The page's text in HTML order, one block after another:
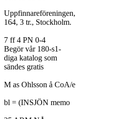
Uppfinnareföreningen,
164, 3 tr., Stockholm.
7 ff 4 PN 0-4
Begör vår 180-s1-
diga katalog som
sändes gratis
M as Ohlsson å CoA/e
bl = (INSJÖN memo